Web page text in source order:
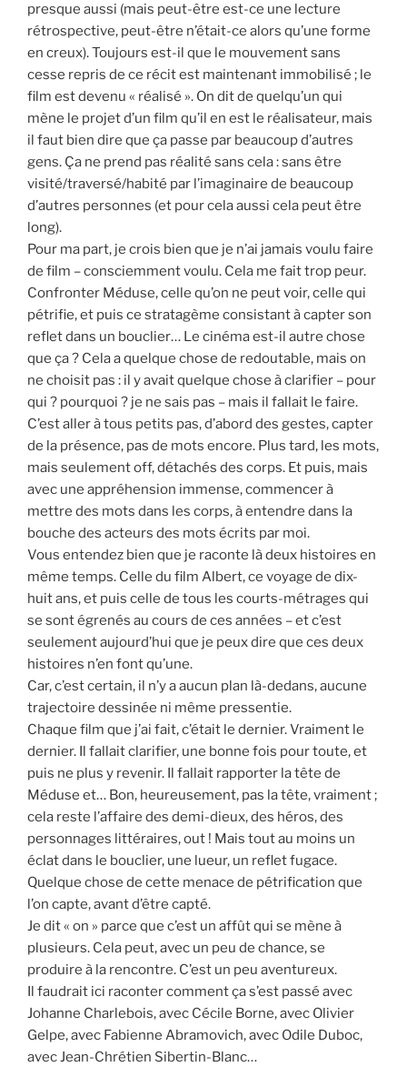
presque aussi (mais peut-être est-ce une lecture
rétrospective, peut-être n’était-ce alors qu’une forme
en creux). Toujours est-il que le mouvement sans
cesse repris de ce récit est maintenant immobilisé ; le
film est devenu « réalisé ». On dit de quelqu’un qui
mène le projet d’un film qu’il en est le réalisateur, mais
il faut bien dire que ça passe par beaucoup d’autres
gens. Ça ne prend pas réalité sans cela : sans être
visité/traversé/habité par l’imaginaire de beaucoup
d’autres personnes (et pour cela aussi cela peut être
long).
Pour ma part, je crois bien que je n’ai jamais voulu faire
de film – consciemment voulu. Cela me fait trop peur.
Confronter Méduse, celle qu’on ne peut voir, celle qui
pétrifie, et puis ce stratagème consistant à capter son
reflet dans un bouclier… Le cinéma est-il autre chose
que ça ? Cela a quelque chose de redoutable, mais on
ne choisit pas : il y avait quelque chose à clarifier – pour
qui ? pourquoi ? je ne sais pas – mais il fallait le faire.
C’est aller à tous petits pas, d’abord des gestes, capter
de la présence, pas de mots encore. Plus tard, les mots,
mais seulement off, détachés des corps. Et puis, mais
avec une appréhension immense, commencer à
mettre des mots dans les corps, à entendre dans la
bouche des acteurs des mots écrits par moi.
Vous entendez bien que je raconte là deux histoires en
même temps. Celle du film Albert, ce voyage de dix-
huit ans, et puis celle de tous les courts-métrages qui
se sont égrenés au cours de ces années – et c’est
seulement aujourd’hui que je peux dire que ces deux
histoires n’en font qu’une.
Car, c’est certain, il n’y a aucun plan là-dedans, aucune
trajectoire dessinée ni même pressentie.
Chaque film que j’ai fait, c’était le dernier. Vraiment le
dernier. Il fallait clarifier, une bonne fois pour toute, et
puis ne plus y revenir. Il fallait rapporter la tête de
Méduse et… Bon, heureusement, pas la tête, vraiment ;
cela reste l’affaire des demi-dieux, des héros, des
personnages littéraires, out ! Mais tout au moins un
éclat dans le bouclier, une lueur, un reflet fugace.
Quelque chose de cette menace de pétrification que
l’on capte, avant d’être capté.
Je dit « on » parce que c’est un affût qui se mène à
plusieurs. Cela peut, avec un peu de chance, se
produire à la rencontre. C’est un peu aventureux.
Il faudrait ici raconter comment ça s’est passé avec
Johanne Charlebois, avec Cécile Borne, avec Olivier
Gelpe, avec Fabienne Abramovich, avec Odile Duboc,
avec Jean-Chrétien Sibertin-Blanc…